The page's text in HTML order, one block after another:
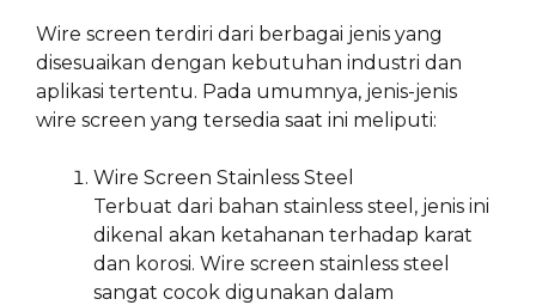
Wire screen terdiri dari berbagai jenis yang
disesuaikan dengan kebutuhan industri dan
aplikasi tertentu. Pada umumnya, jenis-jenis
wire screen yang tersedia saat ini meliputi:
Wire Screen Stainless Steel
Terbuat dari bahan stainless steel, jenis ini
dikenal akan ketahanan terhadap karat
dan korosi. Wire screen stainless steel
sangat cocok digunakan dalam